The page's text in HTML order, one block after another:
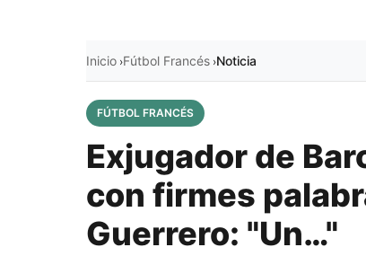
Inicio ›Fútbol Francés ›Noticia
FÚTBOL FRANCÉS
Exjugador de
con firmes
Guerrero: "Un…"